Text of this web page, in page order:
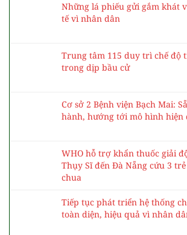
Những lá phiếu gửi gắm khát
tế vì nhân dân
Trung tâm 115 duy trì chế độ
trong dịp bầu cử
Cơ sở 2 Bệnh viện Bạch Mai:
hành, hướng tới mô hình hiện
WHO hỗ trợ khẩn thuốc giải
Thụy Sĩ đến Đà Nẵng cứu 3
chua
Tiếp tục phát triển hệ thống
toàn diện, hiệu quả vì nhân